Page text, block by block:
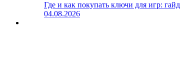
Где и как покупать ключи для игр:
04.08.2026